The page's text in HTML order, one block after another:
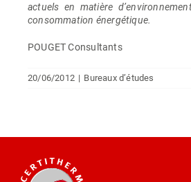
actuels en matière
consommation énergétique.
POUGET Consultants
20/06/2012 | Bureaux d’études